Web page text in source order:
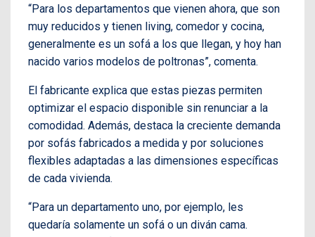
“Para los departamentos que vienen ahora, que son
muy reducidos y tienen living, comedor y cocina,
generalmente es un sofá a los que llegan, y hoy han
nacido varios modelos de poltronas”, comenta.
El fabricante explica que estas piezas permiten
optimizar el espacio disponible sin renunciar a la
comodidad. Además, destaca la creciente demanda
por sofás fabricados a medida y por soluciones
flexibles adaptadas a las dimensiones específicas
de cada vivienda.
“Para un departamento uno, por ejemplo, les
quedaría solamente un sofá o un diván cama.